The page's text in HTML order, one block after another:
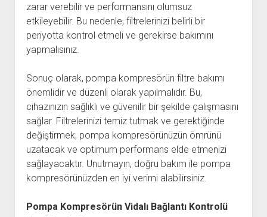
zarar verebilir ve performansını olumsuz
etkileyebilir. Bu nedenle, filtrelerinizi belirli bir
periyotta kontrol etmeli ve gerekirse bakımını
yapmalısınız.
Sonuç olarak, pompa kompresörün filtre bakımı
önemlidir ve düzenli olarak yapılmalıdır. Bu,
cihazınızın sağlıklı ve güvenilir bir şekilde çalışmasını
sağlar. Filtrelerinizi temiz tutmak ve gerektiğinde
değiştirmek, pompa kompresörünüzün ömrünü
uzatacak ve optimum performans elde etmenizi
sağlayacaktır. Unutmayın, doğru bakım ile pompa
kompresörünüzden en iyi verimi alabilirsiniz.
Pompa Kompresörün Vidalı Bağlantı Kontrolü